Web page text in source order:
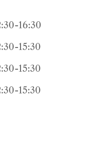
16:30
15:30
15:30
15:30